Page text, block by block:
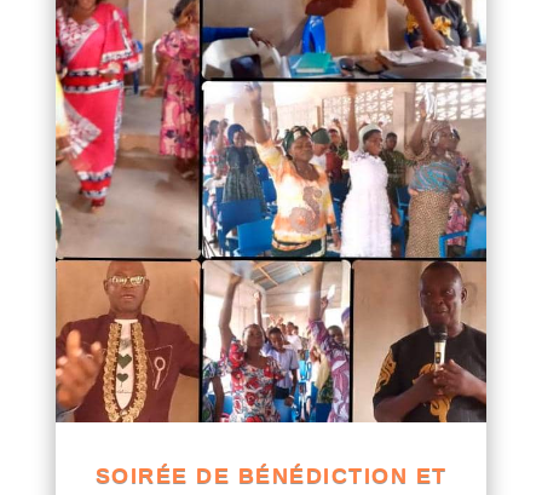
SOIRÉE DE BÉNÉDICTION ET